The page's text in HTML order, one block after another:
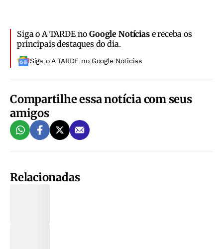
Siga o A TARDE noGoogle Notíciase receba os
principais destaques do dia.
Siga o A TARDE no Google Noticias
Compartilhe essa notícia com seus
amigos
Relacionadas